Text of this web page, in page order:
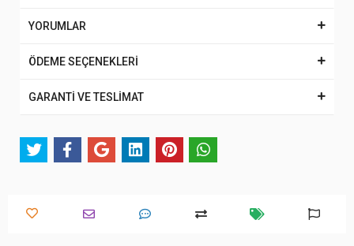
YORUMLAR
ÖDEME SEÇENEKLERİ
GARANTİ VE TESLİMAT